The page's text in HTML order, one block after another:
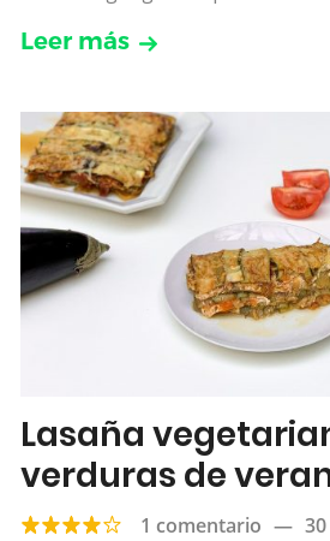
Leer más
Lasaña
verduras de
ricotta
1 comentario —